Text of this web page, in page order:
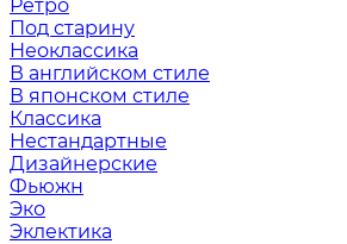
Ретро
Под старину
Неоклассика
В английском стиле
В японском стиле
Классика
Нестандартные
Дизайнерские
Фьюжн
Эко
Эклектика